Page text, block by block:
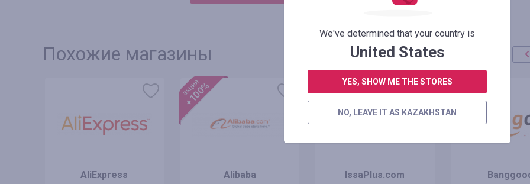
Похожие магазины
AliExpress
акция
+100%
Alibaba IssaPlus.com
We've determined that your country is
United States
YES, SHOW ME THE STORES
NO, LEAVE IT AS KAZAKHSTAN